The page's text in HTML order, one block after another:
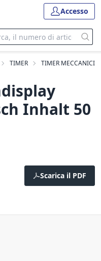
Accesso
TIMER TIMER MECCANICI
Inhalt 50
Scarica il PDF